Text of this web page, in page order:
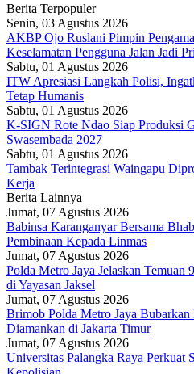
Berita Terpopuler
Senin, 03 Agustus 2026
AKBP Ojo Ruslani Pimpin
Keselamatan Pengguna Jalan Jadi
Sabtu, 01 Agustus 2026
ITW Apresiasi Langkah Polisi,
Tetap Humanis
Sabtu, 01 Agustus 2026
K-SIGN Rote Ndao Siap Produksi
Swasembada 2027
Sabtu, 01 Agustus 2026
Tambak Terintegrasi Waingapu
Kerja
Berita Lainnya
Jumat, 07 Agustus 2026
Babinsa Karanganyar Bersama
Pembinaan Kepada Linmas
Jumat, 07 Agustus 2026
Polda Metro Jaya Jelaskan Temuan
di Yayasan Jaksel
Jumat, 07 Agustus 2026
Brimob Polda Metro Jaya
Diamankan di Jakarta Timur
Jumat, 07 Agustus 2026
Universitas Palangka Raya Perkuat